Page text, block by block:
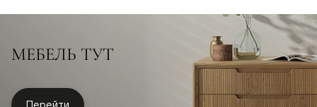
МЕБЕЛЬ ТУТ